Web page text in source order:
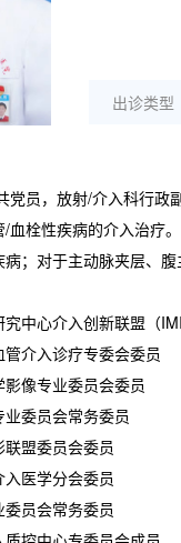
出诊类型
党员，放射/介入科行
血栓性疾病的介入治疗
；对于主动脉夹层、
中心介入创新联盟（
介入诊疗专委会委员
像专业委员会委员
委员会常务委员
盟委员会委员
医学分会委员
员会常务委员